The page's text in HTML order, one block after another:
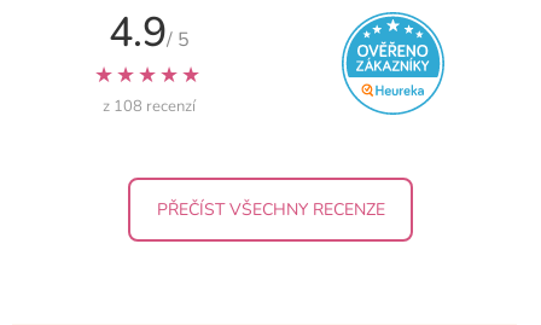
4.9/ 5
★★★★★
z 108 recenzí
PŘEČÍST VŠECHNY RECENZE